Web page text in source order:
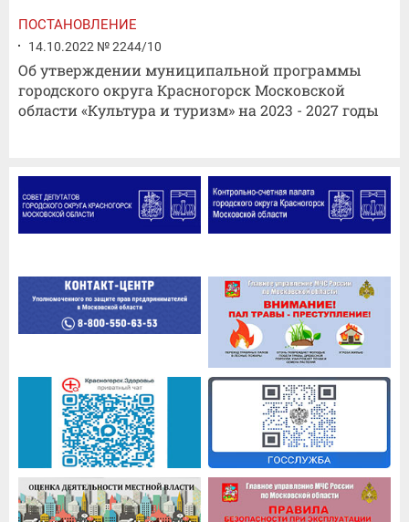
ПОСТАНОВЛЕНИЕ
14.10.2022 № 2244/10
Об утверждении муниципальной программы
городского округа Красногорск Московской
области «Культура и туризм» на 2023 - 2027 годы